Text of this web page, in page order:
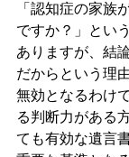
「認知症の家族
ですか？」とい
ありますが、結
だからという理
無効となるわけ
る判断力がある
ても有効な遺言